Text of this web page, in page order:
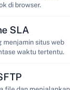
di browser.
SLA
menjamin situs web
waktu tertentu.